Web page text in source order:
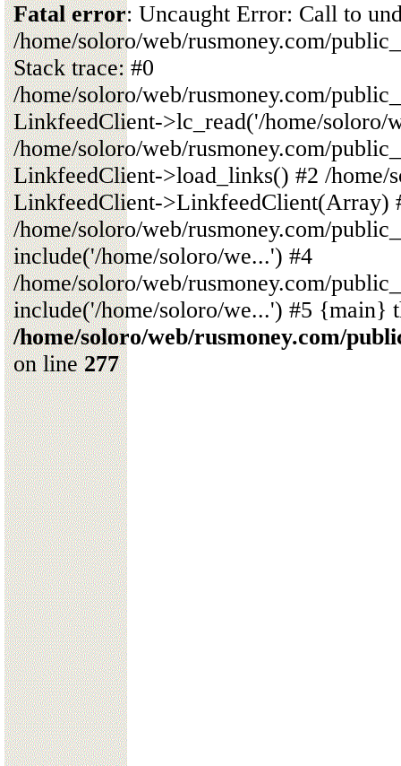
Fatal error: Uncaught Error: Call to
/home/soloro/web/rusmoney.com/
Stack trace: #0
/home/soloro/web/rusmoney.com/
LinkfeedClient->lc_read('/home/soloro/
/home/soloro/web/rusmoney.com/
LinkfeedClient->load_links() #2 /home/
LinkfeedClient->LinkfeedClient(Array)
/home/soloro/web/rusmoney.com/
include('/home/soloro/we...') #4
/home/soloro/web/rusmoney.com/
include('/home/soloro/we...') #5 {main}
/home/soloro/web/rusmoney.com/
on line277